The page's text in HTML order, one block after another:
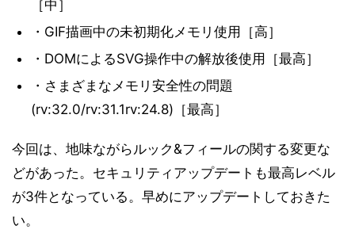
［中］
・GIF描画中の未初期化メモリ使用［高］
・DOMによるSVG操作中の解放後使用［最高］
・さまざまなメモリ安全性の問題
(rv:32.0/rv:31.1rv:24.8)［最高］
今回は、地味ながらルック&フィールの関する変更な
どがあった。セキュリティアップデートも最高レベル
が3件となっている。早めにアップデートしておきた
い。